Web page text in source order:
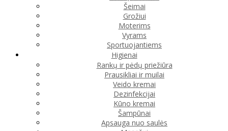
Šeimai
Grožiui
Moterims
Vyrams
Sportuojantiems
Higienai
Rankų ir pėdų priežiūra
Prausikliai ir muilai
Veido kremai
Dezinfekcijai
Kūno kremai
Šampūnai
Apsauga nuo saulės